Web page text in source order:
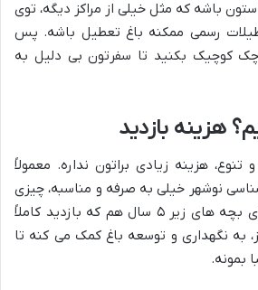
باشه که مثل خیلی از مراکز دیگه، توی
رسمی ممکنه باغ تعطیل باشه. پس
چک کوچیک بکنید تا سفرتون بی دلیل به
هزینه بازدید
هزینه زیادی براتون نداره. معمولاً
نوشهر خیلی به صرفه و مناسبه، چیزی
. برای بچه های زیر ۵ سال هم که بازدید کاملاً
به نگهداری و توسعه باغ کمک می کنه تا
بمونه.